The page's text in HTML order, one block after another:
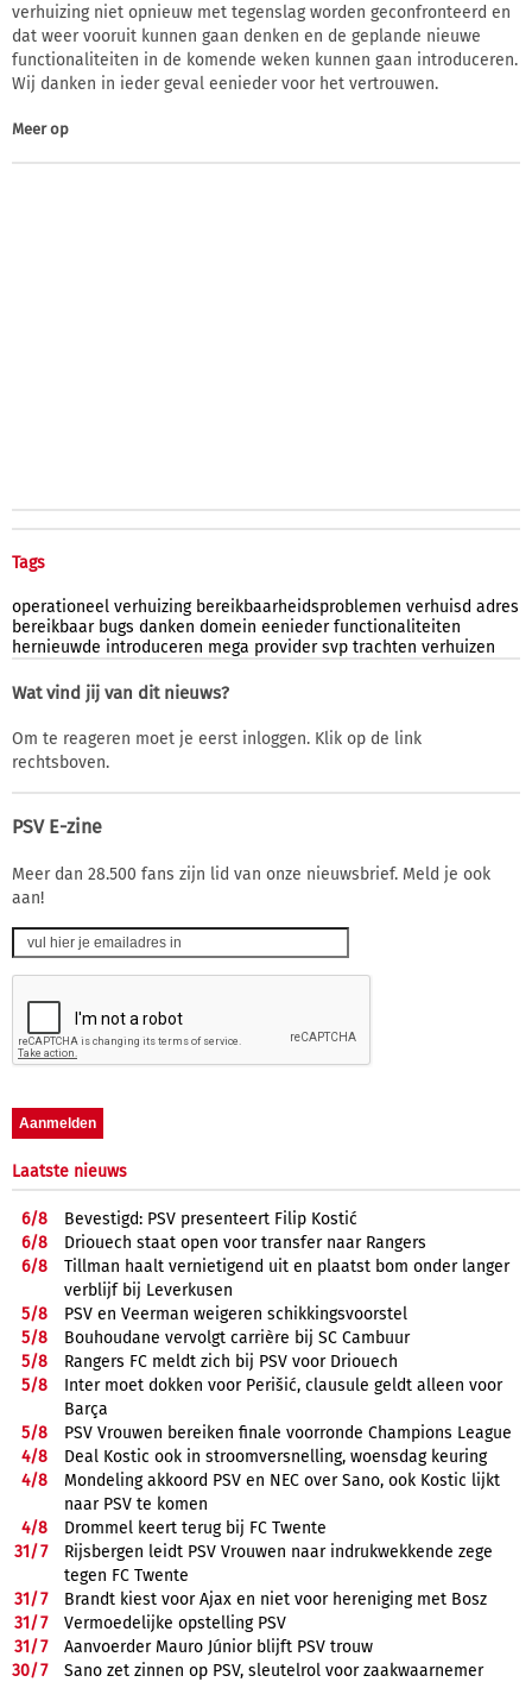
verhuizing niet opnieuw met tegenslag worden geconfronteerd en
dat weer vooruit kunnen gaan denken en de geplande nieuwe
functionaliteiten in de komende weken kunnen gaan introduceren.
Wij danken in ieder geval eenieder voor het vertrouwen.
Meer op
Tags
operationeel verhuizing bereikbaarheidsproblemen verhuisd adres
bereikbaar bugs danken domein eenieder functionaliteiten
hernieuwde introduceren mega provider svp trachten verhuizen
Wat vind jij van dit nieuws?
Om te reageren moet je eerst inloggen. Klik op de link
rechtsboven.
PSV E-zine
Meer dan 28.500 fans zijn lid van onze nieuwsbrief. Meld je ook
aan!
Laatste nieuws
6/8
Bevestigd: PSV presenteert Filip Kostić
6/8
Driouech staat open voor transfer naar Rangers
6/8
Tillman haalt vernietigend uit en plaatst bom onder langer
verblijf bij Leverkusen
5/8
PSV en Veerman weigeren schikkingsvoorstel
5/8
Bouhoudane vervolgt carrière bij SC Cambuur
5/8
Rangers FC meldt zich bij PSV voor Driouech
5/8
Inter moet dokken voor Perišić, clausule geldt alleen voor
Barça
5/8
PSV Vrouwen bereiken finale voorronde Champions League
4/8
Deal Kostic ook in stroomversnelling, woensdag keuring
4/8
Mondeling akkoord PSV en NEC over Sano, ook Kostic lijkt
naar PSV te komen
4/8
Drommel keert terug bij FC Twente
31/7
Rijsbergen leidt PSV Vrouwen naar indrukwekkende zege
tegen FC Twente
31/7
Brandt kiest voor Ajax en niet voor hereniging met Bosz
31/7
Vermoedelijke opstelling PSV
31/7
Aanvoerder Mauro Júnior blijft PSV trouw
30/7
Sano zet zinnen op PSV, sleutelrol voor zaakwaarnemer